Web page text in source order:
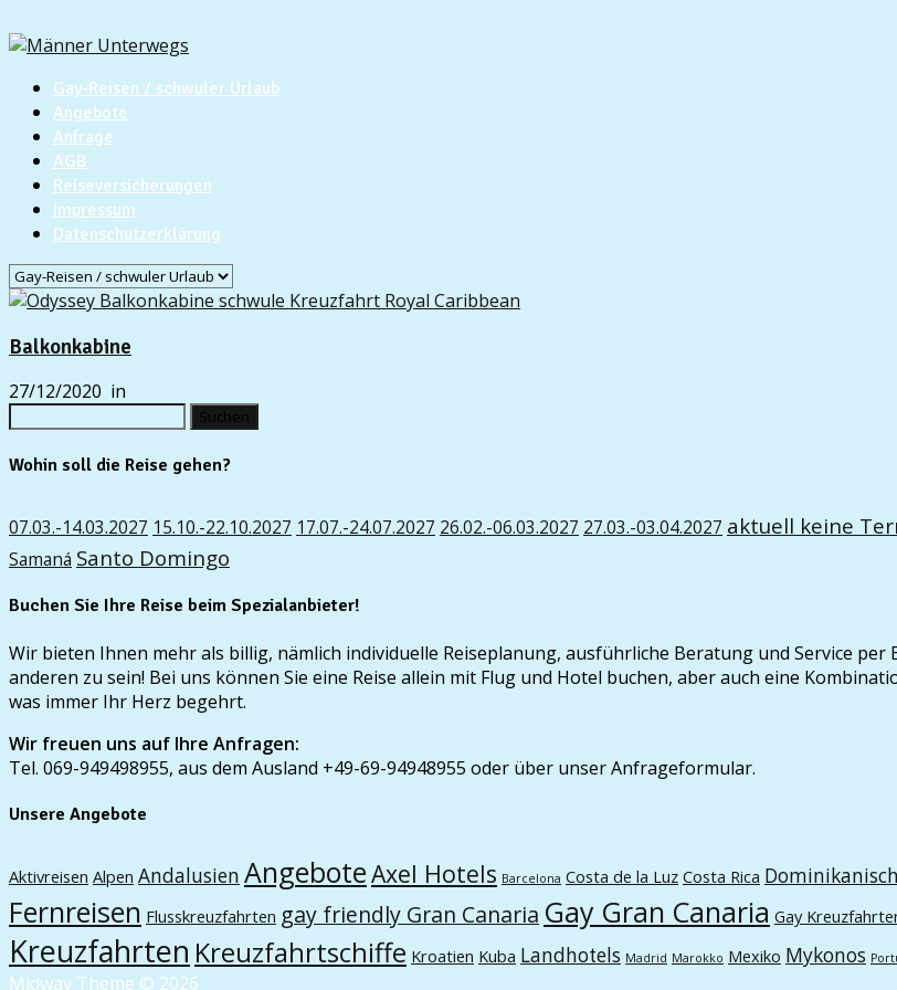
Gay-Reisen / schwuler Urlaub
Angebote
Anfrage
AGB
Reiseversicherungen
Impressum
Datenschutzerklärung
Balkonkabine
27/12/2020 in
Wohin soll die Reise gehen?
07.03.-14.03.2027 15.10.-22.10.2027 17.07.-24.07.2027 26.02.-06.03.2027 27.03.-03.04.2027 aktuell keine
Samaná Santo Domingo
Buchen Sie Ihre Reise beim Spezialanbieter!
Wir bieten Ihnen mehr als billig, nämlich individuelle Reiseplanung, ausführliche Beratung und Service
anderen zu sein! Bei uns können Sie eine Reise allein mit Flug und Hotel buchen, aber auch eine
was immer Ihr Herz begehrt.
Wir freuen uns auf Ihre Anfragen:
Tel. 069-949498955, aus dem Ausland +49-69-94948955 oder über unser Anfrageformular.
Unsere Angebote
Aktivreisen Alpen Andalusien AngeboteAxel Hotels Barcelona Costa de la Luz Costa Rica
Fernreisen Flusskreuzfahrten gay friendly Gran Canaria Gay Gran Canaria Gay
Kreuzfahrten Kreuzfahrtschiffe Kroatien Kuba Landhotels Madrid Marokko Mexiko Mykonos
Midway Theme © 2026